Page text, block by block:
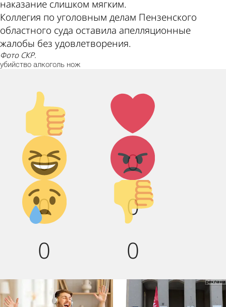
наказание слишком мягким.
Коллегия по уголовным делам Пензенского
областного суда оставила апелляционные
жалобы без удовлетворения.
Фото СКР.
убийство алкоголь нож
Палец
вверх!
0
Лайк!
0
Дикий
смех!
0
Агрессия!
0
Грусть :(
0
Палец
вниз!
0